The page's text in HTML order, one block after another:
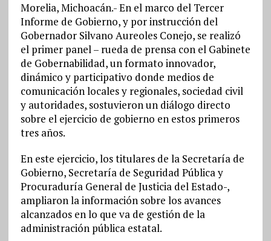
Morelia, Michoacán.- En el marco del Tercer
Informe de Gobierno, y por instrucción del
Gobernador Silvano Aureoles Conejo, se realizó
el primer panel – rueda de prensa con el Gabinete
de Gobernabilidad, un formato innovador,
dinámico y participativo donde medios de
comunicación locales y regionales, sociedad civil
y autoridades, sostuvieron un diálogo directo
sobre el ejercicio de gobierno en estos primeros
tres años.
En este ejercicio, los titulares de la Secretaría de
Gobierno, Secretaría de Seguridad Pública y
Procuraduría General de Justicia del Estado-,
ampliaron la información sobre los avances
alcanzados en lo que va de gestión de la
administración pública estatal.